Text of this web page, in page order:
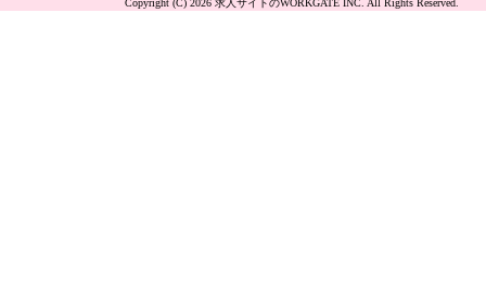
Copyright (C) 2026 求人サイトのWORKGATE INC. All Rights Reserved.